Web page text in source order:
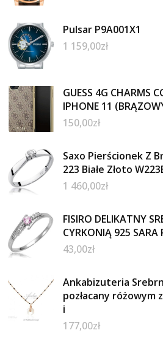
Pulsar P9A001X1
1 159,00zł
GUESS 4G CHARMS
IPHONE 11
150,00zł
Saxo Pierścionek Z
223 Białe Złoto
1 460,00zł
FISIRO DELIKATNY
CYRKONIĄ 925 SARA
43,00zł
Ankabizuteria
pozłacany różowym
i
177,00zł